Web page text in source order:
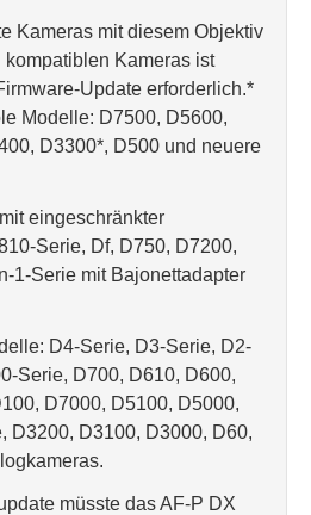
Kameras mit diesem Objektiv
kompatiblen Kameras ist
Update erforderlich.*
Modelle: D7500, D5600,
D3300*, D500 und neuere
eingeschränkter
Serie, Df, D750, D7200,
1-Serie mit Bajonettadapter
D4-Serie, D3-Serie, D2-
Serie, D700, D610, D600,
D7000, D5100, D5000,
D3200, D3100, D3000, D60,
müsste das AF-P DX